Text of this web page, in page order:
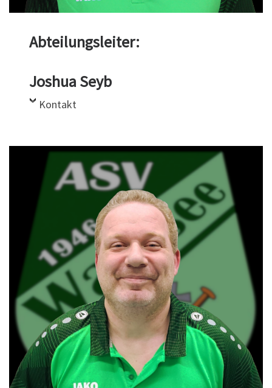
Abteilungsleiter:
Joshua Seyb
Kontakt